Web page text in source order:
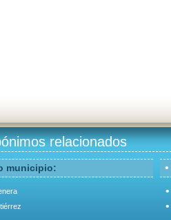
relacionados
municipio: •
•
•